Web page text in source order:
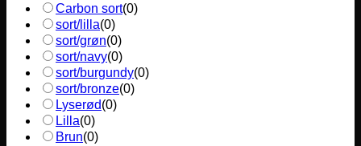
Carbon sort(0)
sort/lilla(0)
sort/grøn(0)
sort/navy(0)
sort/burgundy(0)
sort/bronze(0)
Lyserød(0)
Lilla(0)
Brun(0)